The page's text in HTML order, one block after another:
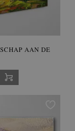
AAN DE